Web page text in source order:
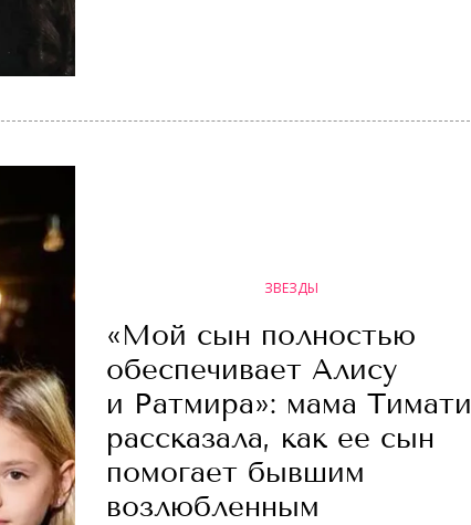
ЗВЕЗДЫ
«Мой сын полностью
обеспечивает Алису
и Ратмира»: мама Тимати
рассказала, как ее сын
помогает бывшим
возлюбленным